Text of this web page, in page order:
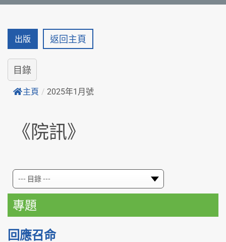
出版 返回主頁
目錄
主頁 / 2025年1月號
《院訊》
專題
回應召命